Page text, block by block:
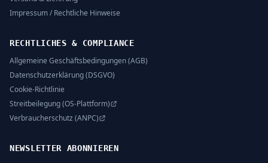
Impressum / Rechtliche Hinweise
RECHTLICHES & COMPLIANCE
Allgemeine Geschäftsbedingungen (AGB)
Datenschutzerklärung (DSGVO)
Cookie-Richtlinie
Streitbeilegung (OS-Plattform)
Verbraucherschutz (ANPC)
NEWSLETTER ABONNIEREN